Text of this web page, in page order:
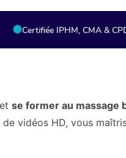
Certifiée IPHM, CMA &
se former au massage
de vidéos HD, vous